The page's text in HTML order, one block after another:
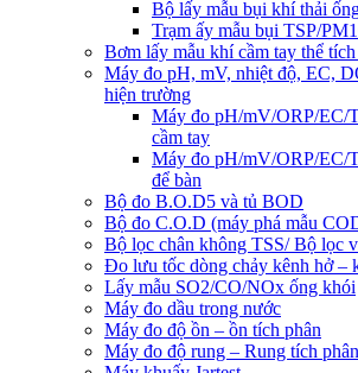
Bộ lấy mẫu bụi khí thải
Trạm ấy mẫu bụi TSP/
Bơm lấy mẫu khí cầm tay thể
Máy đo pH, mV, nhiệt độ, EC,
hiện trường
Máy đo pH/mV/ORP/EC/
cầm tay
Máy đo pH/mV/ORP/EC/
để bàn
Bộ đo B.O.D5 và tủ BOD
Bộ đo C.O.D (máy phá mẫu
Bộ lọc chân không TSS/ Bộ lọc
Đo lưu tốc dòng chảy kênh hở –
Lấy mẫu SO2/CO/NOx ống khói
Máy đo dầu trong nước
Máy đo độ ồn – ồn tích phân
Máy đo độ rung – Rung tích phân